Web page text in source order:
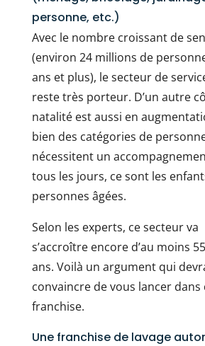
personne, etc.)
Avec le nombre croissant de
(environ 24 millions de
ans et plus), le secteur de
reste très porteur. D’un autre
natalité est aussi en
bien des catégories de
nécessitent un
tous les jours, ce sont les
personnes âgées.
Selon les experts, ce secteur va
s’accroître encore d’au moins
ans. Voilà un argument qui
convaincre de vous lancer dans
franchise.
Une franchise de lavage